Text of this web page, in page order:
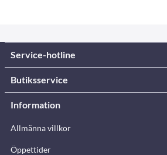
Service-hotline
Butiksservice
Information
Allmänna villkor
Öppettider